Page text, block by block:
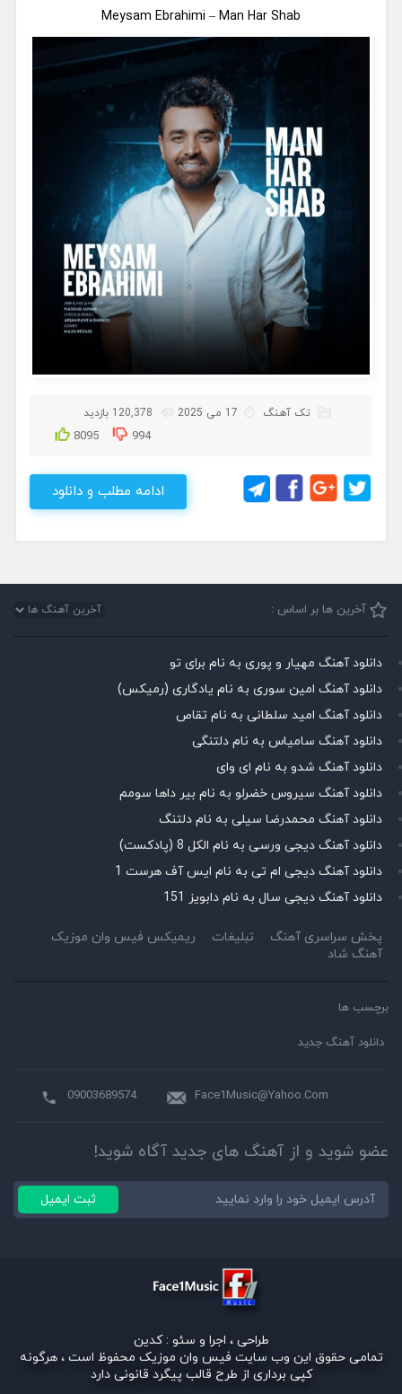
Meysam Ebrahimi – Man Har Shab
تک آهنگ 17 می 2025 120,378 بازدید
8095 994
ادامه مطلب و دانلود
آخرین ها بر اساس :
دانلود آهنگ مهیار و پوری به نام برای تو
دانلود آهنگ امین سوری به نام یادگاری (رمیکس)
دانلود آهنگ امید سلطانی به نام تقاص
دانلود آهنگ سامیاس به نام دلتنگی
دانلود آهنگ شدو به نام ای وای
دانلود آهنگ سیروس خضرلو به نام بیر داها سومم
دانلود آهنگ محمدرضا سیلی به نام دلتنگ
دانلود آهنگ دیجی ورسی به نام الکل 8 (پادکست)
دانلود آهنگ دیجی ام تی به نام ایس آف هرست 1
دانلود آهنگ دیجی سال به نام دابویز 151
پخش سراسری آهنگ تبلیغات
ریمیکس فیس وان موزیک
آهنگ شاد
برچسب ها
دانلود آهنگ جدید
Face1Music@Yahoo.Com
09003689574
عضو شوید و از آهنگ های جدید آگاه شوید!
ثبت ایمیل
طراحی ، اجرا و سئو :کدین
تمامی حقوق این وب سایت فیس وان موزیک محفوظ است ، هرگونه
کپی برداری از طرح قالب پیگرد قانونی دارد